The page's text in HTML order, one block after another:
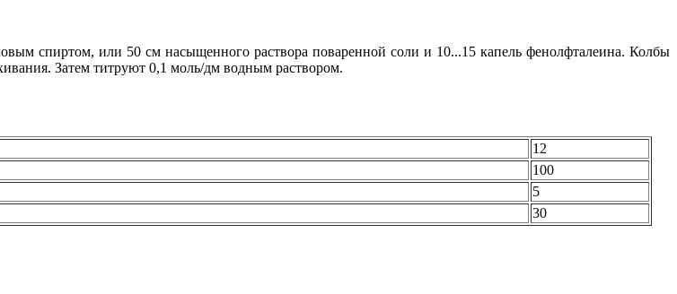
спиртом, или 50 см насыщенного раствора поваренной соли и 10...15 капель фенолфталеина. Колбы
Затем титруют 0,1 моль/дм водным раствором.
12
100
5
30